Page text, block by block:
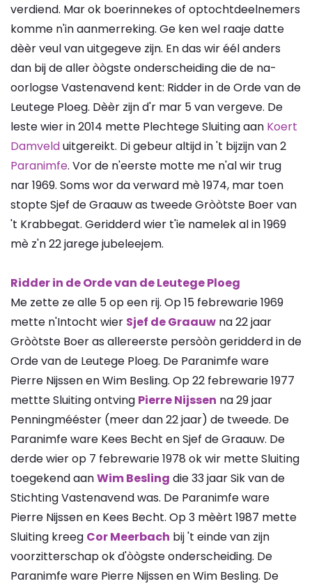
verdiend. Mar ok boerinnekes of optochtdeelnemers
komme n'in aanmerreking. Ge ken wel raaje datte
dèèr veul van uitgegeve zijn. En das wir éél anders
dan bij de aller òògste onderscheiding die de na-
oorlogse Vastenavend kent: Ridder in de Orde van de
Leutege Ploeg. Dèèr zijn d'r mar 5 van vergeve. De
leste wier in 2014 mette Plechtege Sluiting aan Koert
Damvelduitgereikt. Di gebeur altijd in 't bijzijn van 2
Paranimfe. Vor de n'eerste motte me n'al wir trug
nar 1969. Soms wor da verward mè 1974, mar toen
stopte Sjef de Graauw as tweede Gròòtste Boer van
't Krabbegat. Geridderd wier t'ie namelek al in 1969
mè z'n 22 jarege jubeleejem.
Ridder in de Orde van de Leutege Ploeg
Me zette ze alle 5 op een rij. Op 15 febrewarie 1969
mette n'Intocht wier Sjef de Graauw na 22 jaar
Gròòtste Boer as allereerste persòòn geridderd in de
Orde van de Leutege Ploeg. De Paranimfe ware
Pierre Nijssen en Wim Besling. Op 22 febrewarie 1977
mettte Sluiting ontving Pierre Nijssen na 29 jaar
Penningmééster (meer dan 22 jaar) de tweede. De
Paranimfe ware Kees Becht en Sjef de Graauw. De
derde wier op 7 febrewarie 1978 ok wir mette Sluiting
toegekend aanWim Besling die 33 jaar Sik van de
Stichting Vastenavend was. De Paranimfe ware
Pierre Nijssen en Kees Becht. Op 3 mèèrt 1987 mette
Sluiting kreeg Cor Meerbach bij 't einde van zijn
voorzitterschap ok d'òògste onderscheiding. De
Paranimfe ware Pierre Nijssen en Wim Besling. De